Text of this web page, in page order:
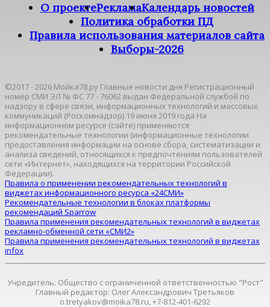
О проектеРекламаКалендарь новостей
Политика обработки ПД
Правила использования материалов сайта
Выборы-2026
©2017 - 2026 Мойка78.ру Главные новости дня Регистрационный
номер СМИ ЭЛ № ФС 77 - 76062 выдан Федеральной службой по
надзору в сфере связи, информационных технологий и массовых
коммуникаций (Роскомнадзор) 19 июня 2019 года На
информационном ресурсе (сайте) применяются
рекомендательные технологии (информационные технологии
предоставления информации на основе сбора, систематизации и
анализа сведений, относящихся к предпочтениям пользователей
сети «Интернет», находящихся на территории Российской
Федерации).
Правила о применении рекомендательных технологий в
виджетах информационного ресурса «24СМИ»
Рекомендательные технологии в блоках платформы
рекомендаций Sparrow
Правила применения рекомендательных технологий в виджетах
рекламно-обменной сети «СМИ2»
Правила применения рекомендательных технологий в виджетах
infox
Учредитель: Общество с ограниченной ответственностью "Рост"
Главный редактор: Олег Александрович Третьяков
o.tretyakov@moika78.ru, +7-812-401-6292